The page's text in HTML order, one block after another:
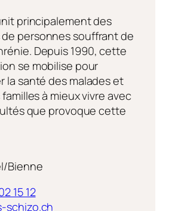
principalement des
personnes souffrant de
Depuis 1990, cette
se mobilise pour
la santé des malades et
à mieux vivre avec
que provoque cette
Bienne
15 12
schizo.ch